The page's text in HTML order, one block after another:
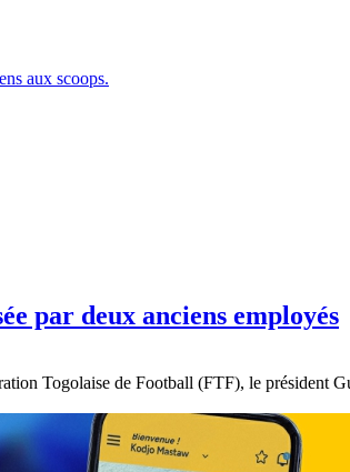
par deux anciens employés
Togolaise de Football (FTF), le président